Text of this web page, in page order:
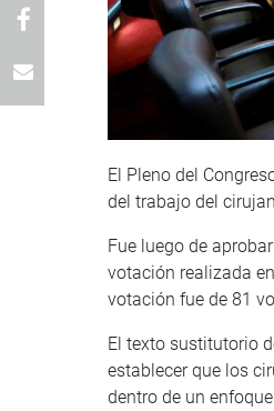
El Pleno del
del trabajo del
Fue luego de
votación realizada
votación fue de 81
El texto sustitutorio
establecer que los
dentro de un